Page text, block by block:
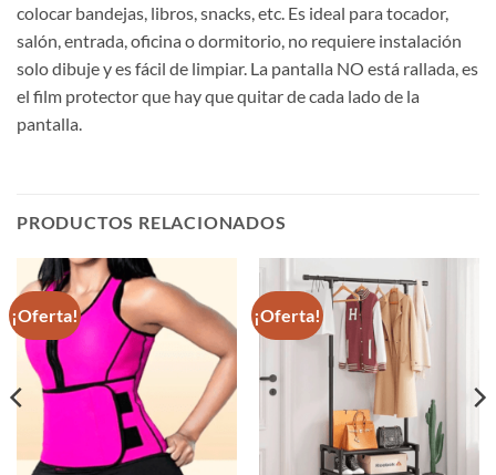
colocar bandejas, libros, snacks, etc. Es ideal para tocador,
salón, entrada, oficina o dormitorio, no requiere instalación
solo dibuje y es fácil de limpiar. La pantalla NO está rallada, es
el film protector que hay que quitar de cada lado de la
pantalla.
PRODUCTOS RELACIONADOS
¡Oferta! ¡Oferta!